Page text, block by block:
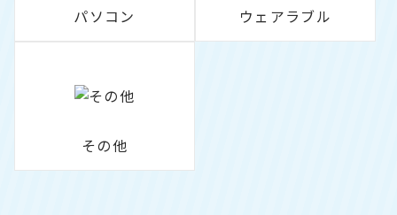
パソコン ウェアラブル
その他